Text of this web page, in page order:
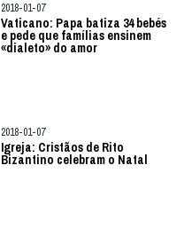
2018-01-07
Vaticano: Papa batiza 34 bebés
e pede que famílias ensinem
«dialeto» do amor
2018-01-07
Igreja: Cristãos de Rito
Bizantino celebram o Natal